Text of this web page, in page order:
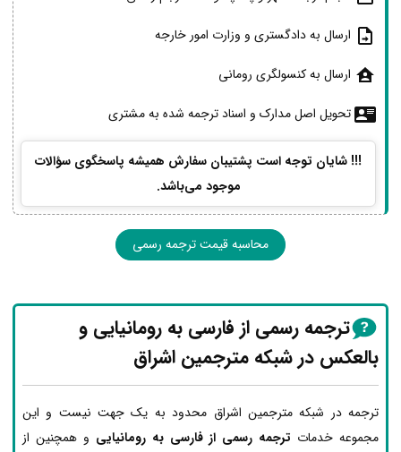
ارسال به دادگستری و وزارت امور خارجه
ارسال به کنسولگری رومانی
تحویل اصل مدارک و اسناد ترجمه شده به مشتری
!!! شایان توجه است پشتیبان سفارش همیشه پاسخگوی سؤالات
موجود می‌باشد.
محاسبه قیمت ترجمه رسمی
ترجمه رسمی از فارسی به رومانیایی و
بالعکس در شبکه مترجمین اشراق
ترجمه در شبکه مترجمین اشراق محدود به یک جهت نیست و این
مجموعه خدمات ترجمه رسمی از فارسی به رومانیایی و همچنین از